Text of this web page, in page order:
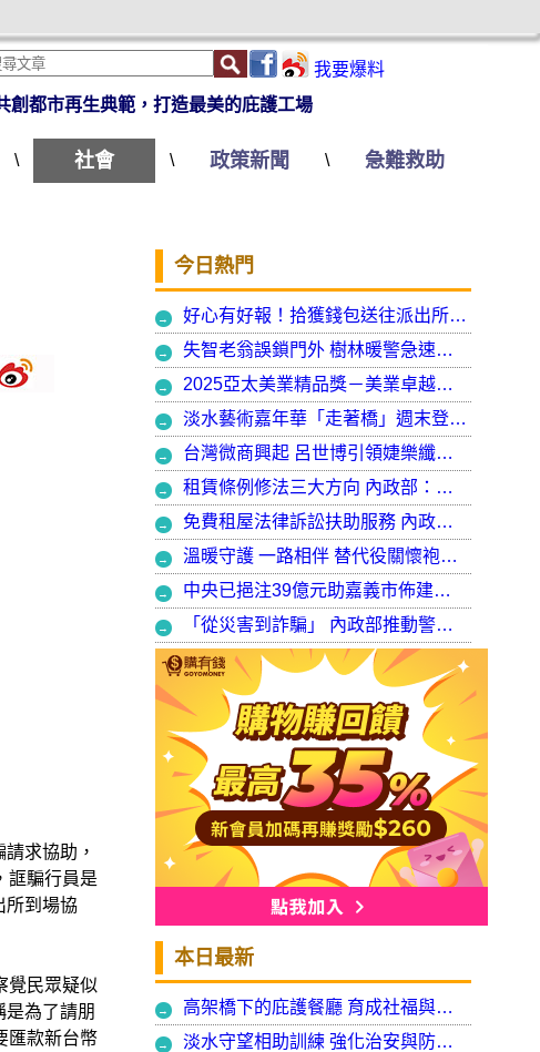
我要爆料
創都市再生典範，打造最美的庇護工場
\ 社會 \ 政策新聞 \ 急難救助
求協助，
誆騙行員是
所到場協
覺民眾疑似
為了請朋
匯款新台幣
今日熱門
好心有好報！拾獲錢包送往派出所竟發現自己遺失的手機
失智老翁誤鎖門外 樹林暖警急速營救阻飢寒
2025亞太美業精品獎－美業卓越大賞 揭曉年度最受矚目美業榮耀品牌
淡水藝術嘉年華「走著橋」週末登場 淡水警啟動交通管制
台灣微商興起 呂世博引領婕樂纖走入國際
租賃條例修法三大方向 內政部：保障租賃雙方權益 租客安心住、房東放心租
免費租屋法律訴訟扶助服務 內政部：9月30日起正式開辦受理
溫暖守護 一路相伴 替代役關懷袍澤弟兄 以行動展現同袍大愛
中央已挹注39億元助嘉義市佈建污水系統 內政部：東區用戶接管將新增3萬戶 期許未來推動再生水永續利用
「從災害到詐騙」 內政部推動警大轉型強化災防與偵查能力
本日最新
高架橋下的庇護餐廳 育成社福與建築師共創都市再生典範，打造最美的庇護工場
淡水守望相助訓練 強化治安與防衛韌性